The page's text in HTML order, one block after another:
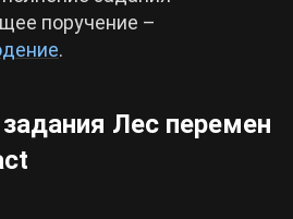
поручение –
.
Лес перемен